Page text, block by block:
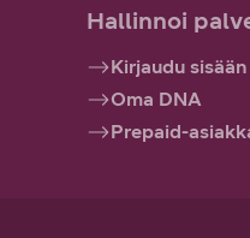
Hallinnoi
Kirjaudu sisään
Oma DNA
Prepaid-